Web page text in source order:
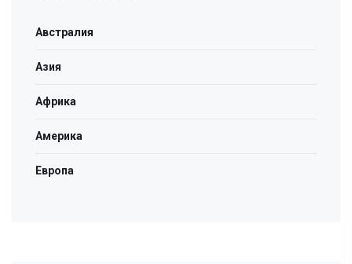
Австралия
Азия
Африка
Америка
Европа